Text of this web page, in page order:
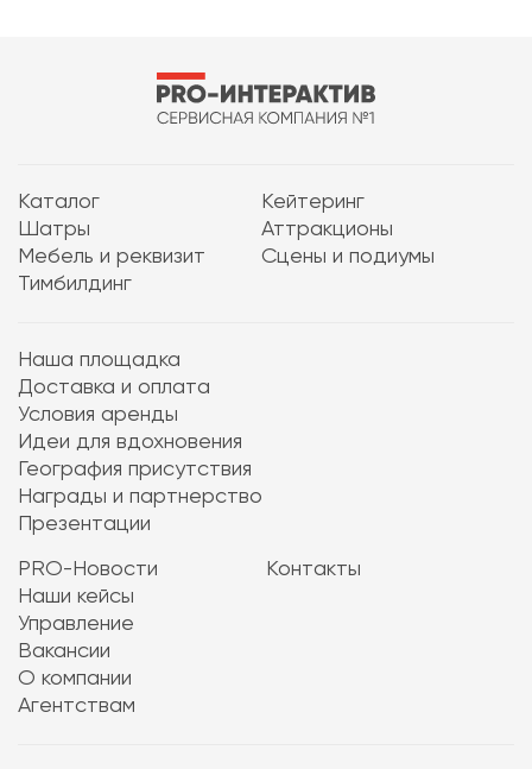
Каталог
Кейтеринг
Шатры
Аттракционы
Мебель и реквизит
Сцены и подиумы
Тимбилдинг
Наша площадка
Доставка и оплата
Условия аренды
Идеи для вдохновения
География присутствия
Награды и партнерство
Презентации
PRO-Новости
Наши кейсы
Управление
Вакансии
О компании
Агентствам
Контакты